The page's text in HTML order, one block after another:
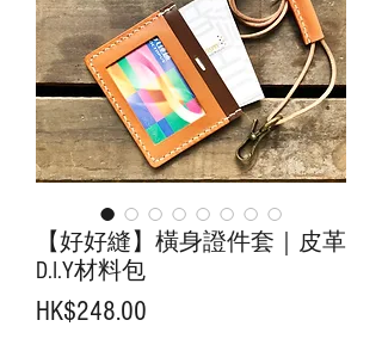
【好好縫】橫身證件套｜皮革
D.I.Y材料包
HK$248.00